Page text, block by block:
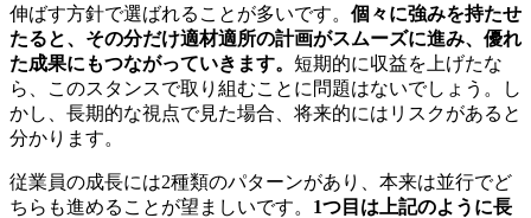
伸ばす方針で選ばれることが多いです。 個々に強みを持たせ
たると、その分だけ適材適所の計画がスムーズに進み、優れ
た成果にもつながっていきます。 短期的に収益を上げたな
ら、このスタンスで取り組むことに問題はないでしょう。し
かし、長期的な視点で見た場合、将来的にはリスクがあると
分かります。
従業員の成長には2種類のパターンがあり、本来は並行でど
ちらも進めることが望ましいです。 1つ目は上記のように長